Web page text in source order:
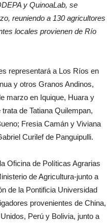
y QuinoaLab, se
reuniendo a 130 agricultores
locales provienen de Río
representará a Los Ríos en
y otros Granos Andinos,
marzo en Iquique, Huara y
de Tatiana Quilempan,
Fresia Camán y Viviana
Curilef de Panguipulli.
Oficina de Políticas Agrarias
de Agricultura-junto a
de la Pontificia Universidad
provenientes de China,
Perú y Bolivia, junto a